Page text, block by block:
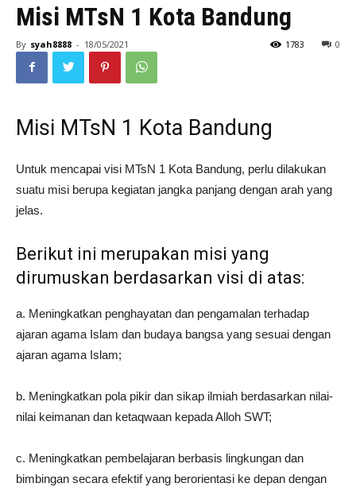
Misi MTsN 1 Kota Bandung
By syah8888 - 18/05/2021 0
1783
Misi MTsN 1 Kota Bandung
Untuk mencapai visi MTsN 1 Kota Bandung, perlu dilakukan
suatu misi berupa kegiatan jangka panjang dengan arah yang
jelas.
Berikut ini merupakan misi yang
dirumuskan berdasarkan visi di atas:
a. Meningkatkan penghayatan dan pengamalan terhadap
ajaran agama Islam dan budaya bangsa yang sesuai dengan
ajaran agama Islam;
b. Meningkatkan pola pikir dan sikap ilmiah berdasarkan nilai-
nilai keimanan dan ketaqwaan kepada Alloh SWT;
c. Meningkatkan pembelajaran berbasis lingkungan dan
bimbingan secara efektif yang berorientasi ke depan dengan